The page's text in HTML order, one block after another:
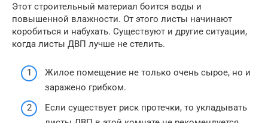
Этот строительный материал боится воды и
повышенной влажности. От этого листы начинают
коробиться и набухать. Существуют и другие ситуации,
когда листы ДВП лучше не стелить.
Жилое помещение не только очень сырое, но и
заражено грибком.
Если существует риск протечки, то укладывать